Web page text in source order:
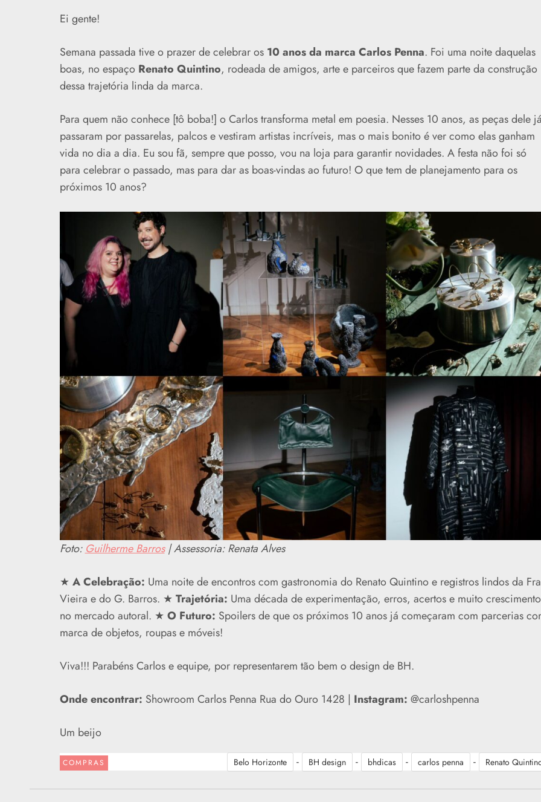
Ei gente!
Semana passada tive o prazer de celebrar os 10 anos da marca Carlos Penna. Foi uma noite daquelas
boas, no espaçoRenato Quintino, rodeada de amigos, arte e parceiros que fazem parte da construção
dessa trajetória linda da marca.
Para quem não conhece [tô boba!] o Carlos transforma metal em poesia. Nesses 10 anos, as peças dele
passaram por passarelas, palcos e vestiram artistas incríveis, mas o mais bonito é ver como elas ganham
vida no dia a dia. Eu sou fã, sempre que posso, vou na loja para garantir novidades. A festa não foi só
para celebrar o passado, mas para dar as boas-vindas ao futuro! O que tem de planejamento para os
próximos 10 anos?
Foto: Guilherme Barros| Assessoria: Renata Alves
★ A Celebração: Uma noite de encontros com gastronomia do Renato Quintino e registros lindos da
Vieira e do G. Barros. ★ Trajetória: Uma década de experimentação, erros, acertos e muito crescimento
no mercado autoral. ★ O Futuro: Spoilers de que os próximos 10 anos já começaram com parcerias
marca de objetos, roupas e móveis!
Viva!!! Parabéns Carlos e equipe, por representarem tão bem o design de BH.
Onde encontrar: Showroom Carlos Penna Rua do Ouro 1428 | Instagram: @carloshpenna
Um beijo
COMPRAS Belo Horizonte - BH design - bhdicas - carlos penna - Renato